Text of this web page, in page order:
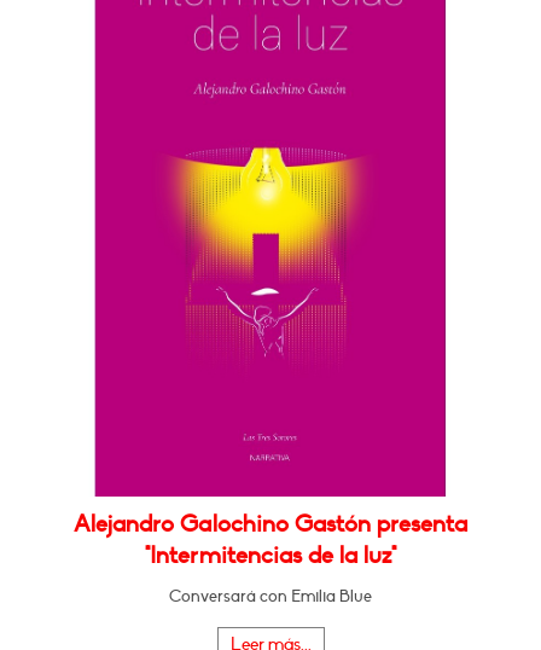
Alejandro Galochino Gastón presenta
"Intermitencias de la luz"
Conversará con Emilia Blue
Leer más...